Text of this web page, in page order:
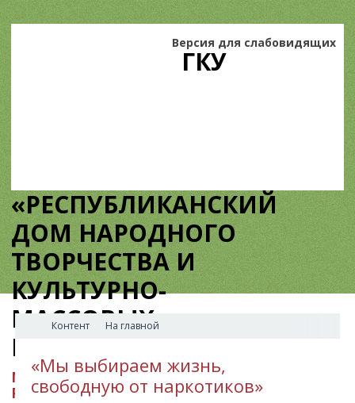
ГКУ
«РЕСПУБЛИКАНСКИЙ
ДОМ НАРОДНОГО
ТВОРЧЕСТВА И
КУЛЬТУРНО-
МАССОВЫХ
МЕРОПРИЯТИЙ»
МИНИСТЕРСТВО КУЛЬТУРЫ
РЕСПУБЛИКИ ИНГУШЕТИЯ
Версия для слабовидящих
Контент На главной
​«Мы выбираем жизнь,
свободную от наркотиков»